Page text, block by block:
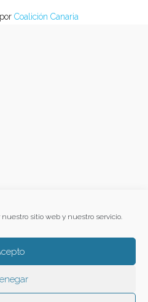
sitio web y nuestro servicio.
Coalición Canaria